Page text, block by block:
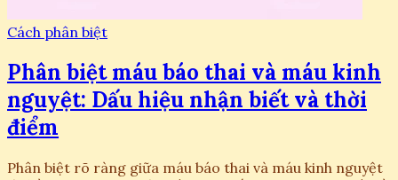
Cách phân biệt
Phân biệt máu báo thai và máu kinh
nguyệt: Dấu hiệu nhận biết và thời
điểm
Phân biệt rõ ràng giữa máu báo thai và máu kinh nguyệt